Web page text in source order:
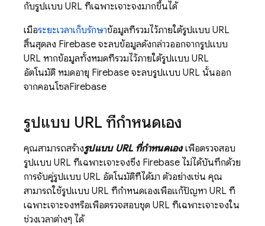
กับรูปแบบ URL ที่เฉพาะเจาะจงมากขึ้นได้
เมื่อระยะเวลาเก็บรักษาข้อมูลที่รวมไว้ภายใต้รูปแบบ URL
สิ้นสุดลง Firebase จะลบข้อมูลดังกล่าวออกจากรูปแบบ
URL หากข้อมูลทั้งหมดที่รวมไว้ภายใต้รูปแบบ URL
อัตโนมัติ หมดอายุ Firebase จะลบรูปแบบ URL นั้นออก
จากคอนโซลFirebase
รูปแบบ URL ที่กำหนดเอง
คุณสามารถสร้างรูปแบบ URL ที่กำหนดเองเพื่อตรวจสอบ
รูปแบบ URL ที่เฉพาะเจาะจงซึ่ง Firebase ไม่ได้บันทึกด้วย
การจับคู่รูปแบบ URL อัตโนมัติที่ได้มา ตัวอย่างเช่น คุณ
สามารถใช้รูปแบบ URL ที่กำหนดเองเพื่อแก้ปัญหา URL ที่
เฉพาะเจาะจงหรือเพื่อตรวจสอบชุด URL ที่เฉพาะเจาะจงใน
ช่วงเวลาต่างๆ ได้